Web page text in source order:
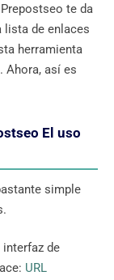
te da
lista de enlaces
herramienta
Ahora, así es
El uso
simple
de
URL